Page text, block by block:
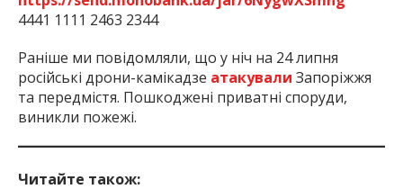
4441 1111 2463 2344
Раніше ми повідомляли, що у ніч на 24 липня
російські дрони-камікадзе атакували Запоріжжя
та передмістя. Пошкоджені приватні споруди,
виникли пожежі.
Читайте також: